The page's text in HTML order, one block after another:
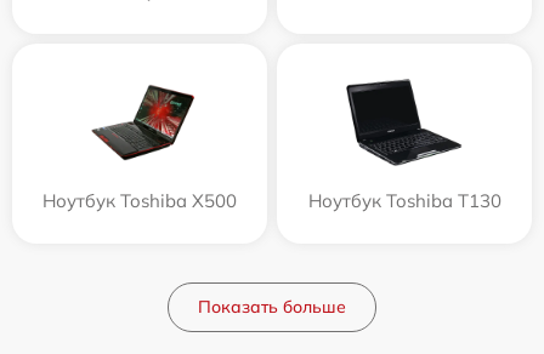
Ноутбук Toshiba X500 Ноутбук Toshiba T130
Показать больше